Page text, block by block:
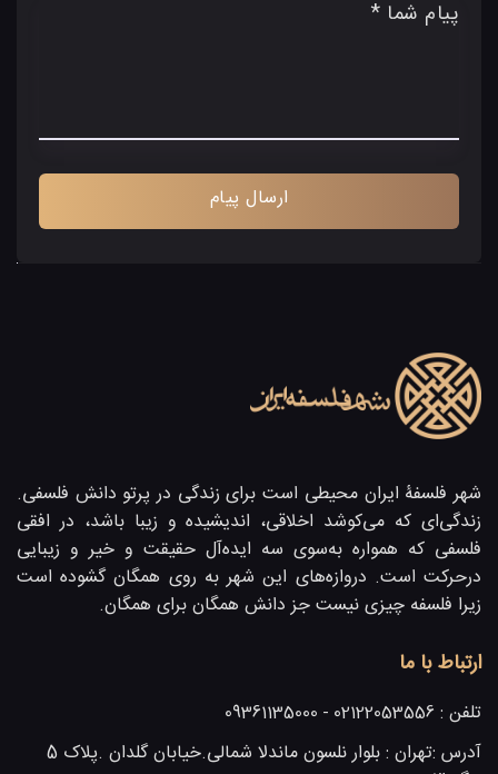
پیام شما *
ارسال پیام
شهر فلسفۀ ایران محیطی است برای زندگی در پرتو دانش فلسفی.
زندگی‌ای که می‌کوشد اخلاقی، اندیشیده و زیبا باشد، در افقی
فلسفی که همواره به‌سوی سه ایده‌آل حقیقت و خیر و زیبایی
در‌حرکت است. دروازه‌های این شهر به روی همگان گشوده است
زیرا فلسفه چیزی نیست جز دانش همگان برای همگان.
ارتباط با ما
تلفن : 02122053556 - 09361135000
آدرس :
تهران : بلوار نلسون ماندلا شمالی.خیابان گلدان .پلاک 5